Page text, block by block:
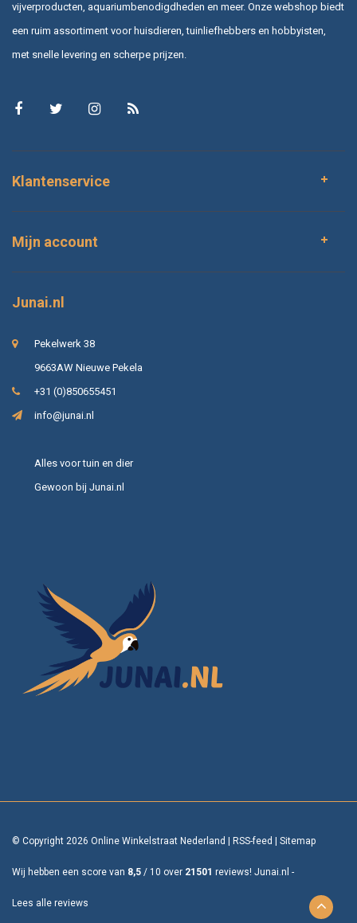
vijverproducten, aquariumbenodigdheden en meer. Onze webshop biedt
een ruim assortiment voor huisdieren, tuinliefhebbers en hobbyisten,
met snelle levering en scherpe prijzen.
Klantenservice
Mijn account
Junai.nl
Pekelwerk 38
9663AW Nieuwe Pekela
+31 (0)850655451
info@junai.nl
Alles voor tuin en dier
Gewoon bij Junai.nl
© Copyright 2026 Online Winkelstraat Nederland RSS-feed Sitemap
Wij hebben een score van 8,5 / 10 over 21501 reviews! Junai.nl -
Lees alle reviews